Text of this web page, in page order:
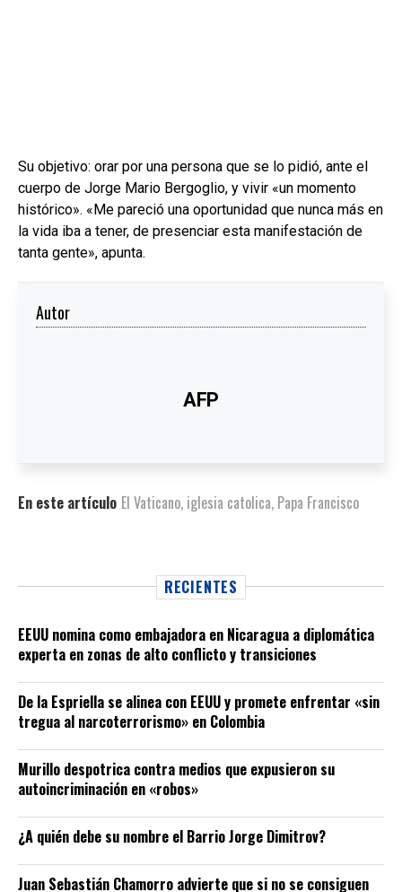
Su objetivo: orar por una persona que se lo pidió, ante el
cuerpo de Jorge Mario Bergoglio, y vivir «un momento
histórico». «Me pareció una oportunidad que nunca más en
la vida iba a tener, de presenciar esta manifestación de
tanta gente», apunta.
Autor
AFP
En este artículo El Vaticano, iglesia catolica, Papa Francisco
RECIENTES
EEUU nomina como embajadora en Nicaragua a diplomática
experta en zonas de alto conflicto y transiciones
De la Espriella se alinea con EEUU y promete enfrentar «sin
tregua al narcoterrorismo» en Colombia
Murillo despotrica contra medios que expusieron su
autoincriminación en «robos»
¿A quién debe su nombre el Barrio Jorge Dimitrov?
Juan Sebastián Chamorro advierte que si no se consiguen